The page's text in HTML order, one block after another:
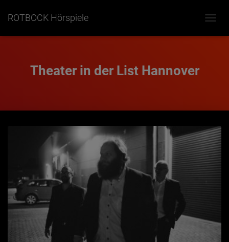
ROTBOCK Hörspiele
Theater in der List Hannover